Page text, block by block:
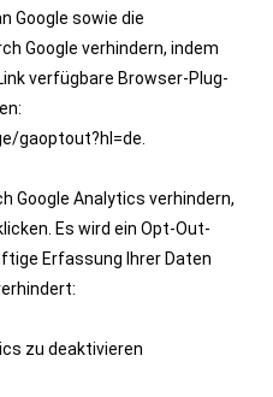
Google sowie die
Google verhindern, indem
verfügbare Browser-Plug-
gaoptout?hl=de.
Google Analytics verhindern,
Es wird ein Opt-Out-
Erfassung Ihrer Daten
zu deaktivieren